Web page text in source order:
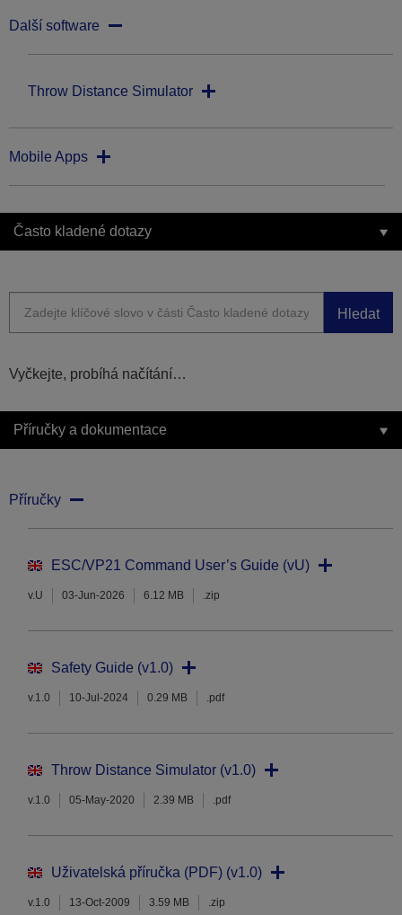
Další software
Throw Distance Simulator
Mobile Apps
Často kladené dotazy
Hledat
Vyčkejte, probíhá načítání…
Příručky a dokumentace
Příručky
ESC/VP21 Command User’s Guide (vU)
v.U 03-Jun-2026 6.12 MB .zip
Safety Guide (v1.0)
v.1.0 10-Jul-2024 0.29 MB .pdf
Throw Distance Simulator (v1.0)
v.1.0 05-May-2020 2.39 MB .pdf
Uživatelská příručka (PDF) (v1.0)
v.1.0 13-Oct-2009 3.59 MB .zip